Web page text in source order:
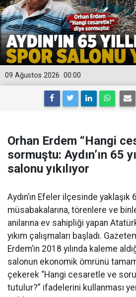
00:00
09 Ağustos 2026
Orhan Erdem “Hangi
sormuştu: Aydın’ın 65
salonu yıkılıyor
Aydın’ın Efeler ilçesinde yaklaşık
müsabakalarına, törenlere ve
anılarına ev sahipliği yapan
yıkım çalışmaları başladı.
Erdem’in 2018 yılında kaleme
salonun ekonomik ömrünü
çekerek “Hangi cesaretle ve
tutulur?” ifadelerini kullanması